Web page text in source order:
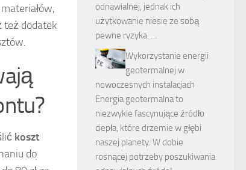
też dodatek
koszt
do
odnawialnej, jednak ich
użytkowanie niesie ze sobą
pewne ryzyka. …
Wykorzystanie energii
geotermalnej w
nowoczesnych instalacjach
Energia geotermalna to
niezwykle fascynujące źródło
ciepła, które drzemie w głębi
naszej planety. W dobie
rosnącej potrzeby poszukiwania